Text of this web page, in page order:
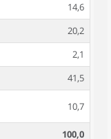
14,6
20,2
2,1
41,5
10,7
100,0